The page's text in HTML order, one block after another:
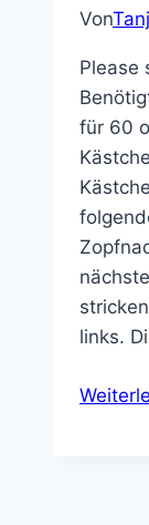
Von
Please
für 60
links.